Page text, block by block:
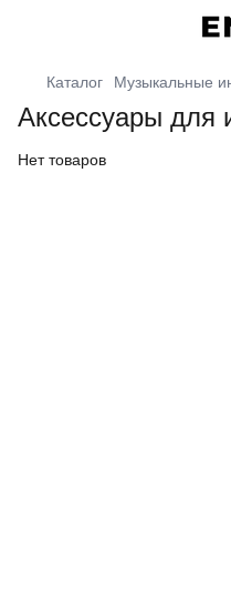
Каталог Музыкальные
Аксессуары для
Нет товаров